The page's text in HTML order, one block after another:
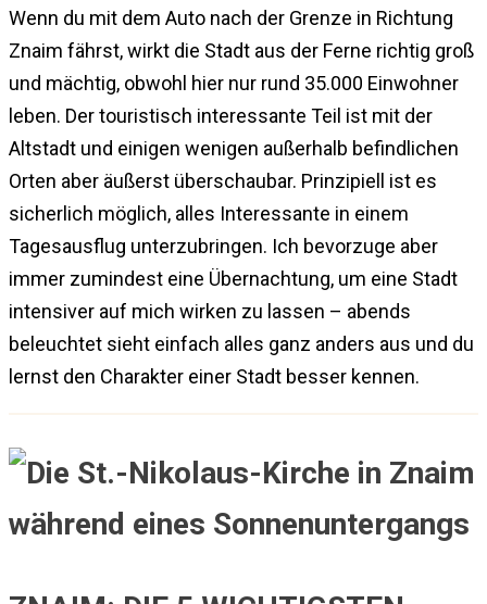
Wenn du mit dem Auto nach der Grenze in Richtung
Znaim fährst, wirkt die Stadt aus der Ferne richtig groß
und mächtig, obwohl hier nur rund 35.000 Einwohner
leben. Der touristisch interessante Teil ist mit der
Altstadt und einigen wenigen außerhalb befindlichen
Orten aber äußerst überschaubar. Prinzipiell ist es
sicherlich möglich, alles Interessante in einem
Tagesausflug unterzubringen. Ich bevorzuge aber
immer zumindest eine Übernachtung, um eine Stadt
intensiver auf mich wirken zu lassen – abends
beleuchtet sieht einfach alles ganz anders aus und du
lernst den Charakter einer Stadt besser kennen.